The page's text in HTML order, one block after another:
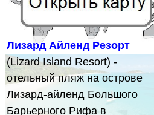
Лизард Айленд Резорт
(Lizard Island Resort) -
отельный пляж на острове
Лизард-айленд Большого
Барьерного Рифа в